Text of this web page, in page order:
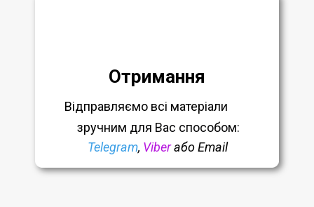
Отримання
Відправляємо всі матеріали
зручним для Вас способом:
Telegram, Viberабо Email